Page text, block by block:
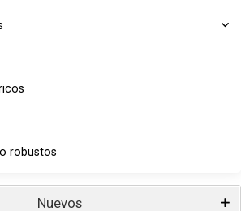
robustos
Nuevos